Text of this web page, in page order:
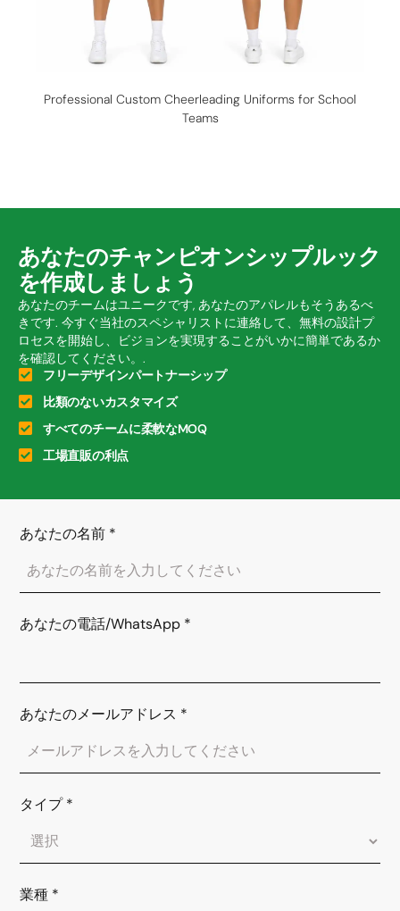
Professional Custom Cheerleading Uniforms for School
Teams
あなたのチャンピオンシップルック
を作成しましょう
あなたのチームはユニークです, あなたのアパレルもそうあるべ
きです. 今すぐ当社のスペシャリストに連絡して、無料の設計プ
ロセスを開始し、ビジョンを実現することがいかに簡単であるか
を確認してください。.
フリーデザインパートナーシップ
比類のないカスタマイズ
すべてのチームに柔軟なMOQ
工場直販の利点
あなたの名前 *
あなたの電話/WhatsApp *
あなたのメールアドレス *
タイプ *
業種 *